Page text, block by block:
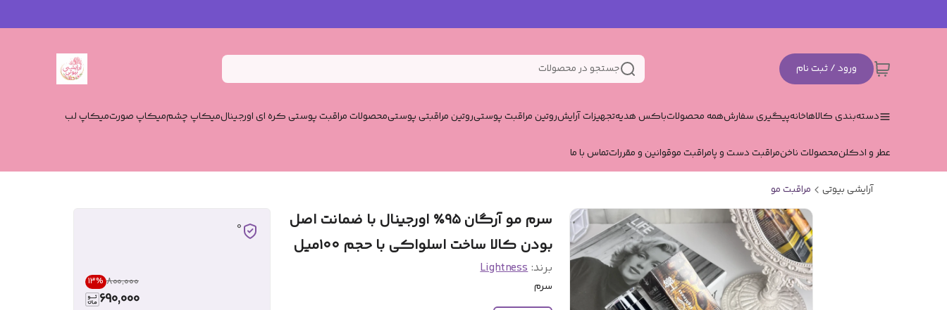
ورود / ثبت نام جستجو در محصولات
دسته‌بندی کالاهاخانهپیگیری سفارشهمه محصولاتباکس هدیهتجهیزات آرایشروتین مراقبت پوستیروتین مراقبتی پوستیمحصولات مراقبت پوستی کره ای اورجینالمیکاپ چشممیکاپ صورتمیکاپ لب
عطر و ادکلنمحصولات ناخنمراقبت دست و پامراقبت موقوانین و مقرراتتماس با ما
آرایشی بیوتی مراقبت مو
سرم مو‌ آرگان ۹۵٪ اورجینال با ضمانت اصل
بودن کالا ساخت اسلواکی با حجم ۱۰۰میل
برند:Lightness
سرم
0
۸۰۰٬۰۰۰ 13%
690,000